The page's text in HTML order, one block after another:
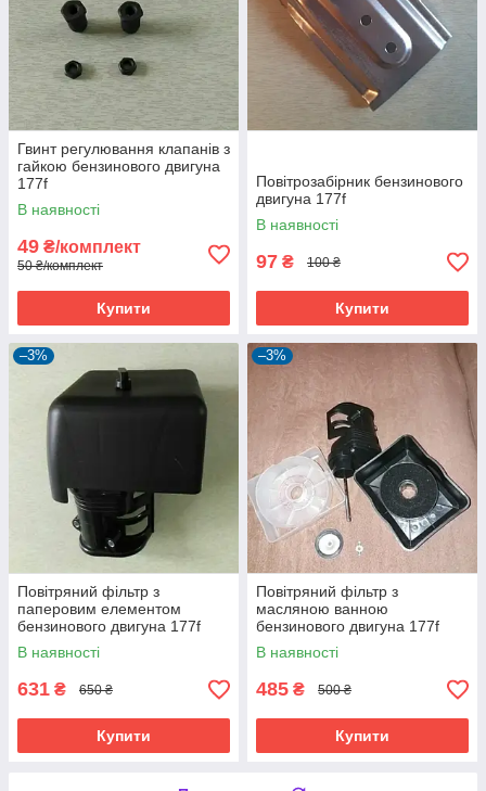
Гвинт регулювання клапанів з
гайкою бензинового двигуна
177f
В наявності
49 ₴/комплект
50 ₴/комплект
Купити
Повітрозабірник бензинового
двигуна 177f
В наявності
97 ₴ 100 ₴
Купити
–3%
Повітряний фільтр з
паперовим елементом
бензинового двигуна 177f
В наявності
631 ₴ 650 ₴
Купити
–3%
Повітряний фільтр з
масляною ванною
бензинового двигуна 177f
В наявності
485 ₴ 500 ₴
Купити